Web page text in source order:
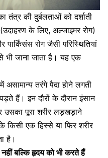
तंत्र की दुर्बलताओं को दर्शाती
के लिए, अल्जाइमर रोग)
रोग जैसी परिस्थितियां
भी जाना जाता है। यह एक
तरंगे पैदा होने लगती
हैं। इन दौरों के दौरान इंसान
उसका पूरा शरीर लड़खड़ाने
एक हिस्से या फिर शरीर
है।
नहीं बल्कि हृदय को भी करते हैं